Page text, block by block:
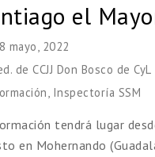
el
mayo, 2022
de CCJJ Don Bosco de CyL
, Inspectoría SSM
tendrá lugar
en Mohernando